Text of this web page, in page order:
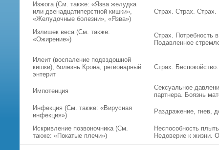
Изжога (См. также: «Язва желудка
или двенадцатиперстной кишки»,
«Желудочные болезни», «Язва»)
Страх. Страх. Страх.
Излишек веса (См. также:
«Ожирение»)
Страх. Потребность
Подавленное
Илеит (воспаление подвздошной
кишки), болезнь Крона, регионарный
энтерит
Страх.
Импотенция
Сексуальное
партнера. Боязнь
Инфекция (См. также: «Вирусная
инфекция»)
Раздражение, гнев,
Искривление позвоночника (См.
также: «Покатые плечи»)
Неспособность
Недоверие к жизни.